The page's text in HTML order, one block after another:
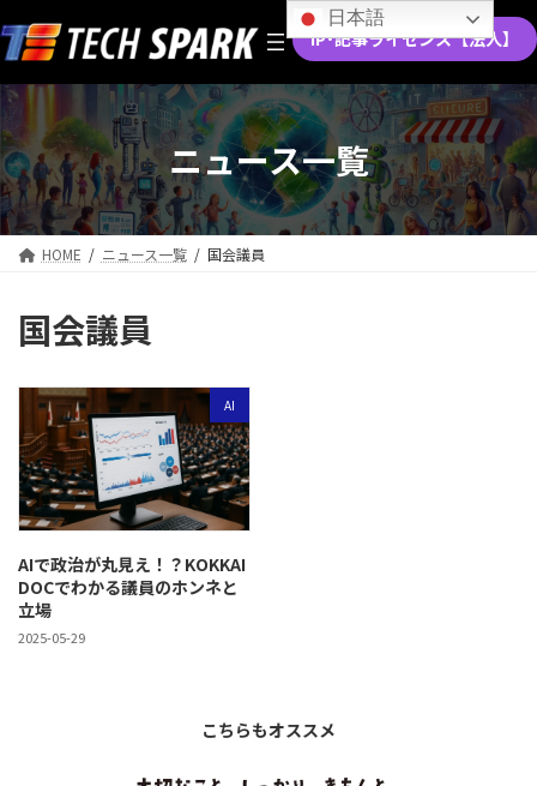
ン
テ
ン
ツ
へ
ス
キ
ッ
プ
ビ
ゲ
ー
シ
ョ
ン
に
移
動
IP･記事ライセンス【法人】
ニュース一覧
HOME ニュース一覧 国会議員
国会議員
AI
AIで政治が丸見え！？KOKKAI
DOCでわかる議員のホンネと
立場
2025-05-29
こちらもオススメ
日本語